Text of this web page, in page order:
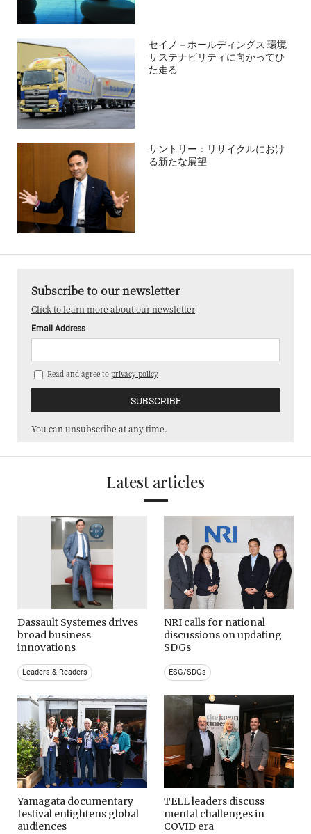
セイノ－ホールディングス 環境
サステナビリティに向かってひ
た走る
サントリー：リサイクルにおけ
る新たな展望
Subscribe to our newsletter
Click to learn more about our newsletter
Email Address
Read and agree to privacy policy
You can unsubscribe at any time.
Latest articles
Dassault Systemes drives
broad business
innovations
Leaders & Readers
NRI calls for national
discussions on updating
SDGs
ESG/SDGs
Yamagata documentary
festival enlightens global
audiences
TELL leaders discuss
mental challenges in
COVID era